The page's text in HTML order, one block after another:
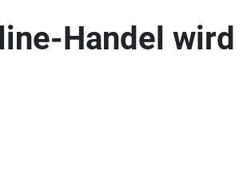
Handel wird